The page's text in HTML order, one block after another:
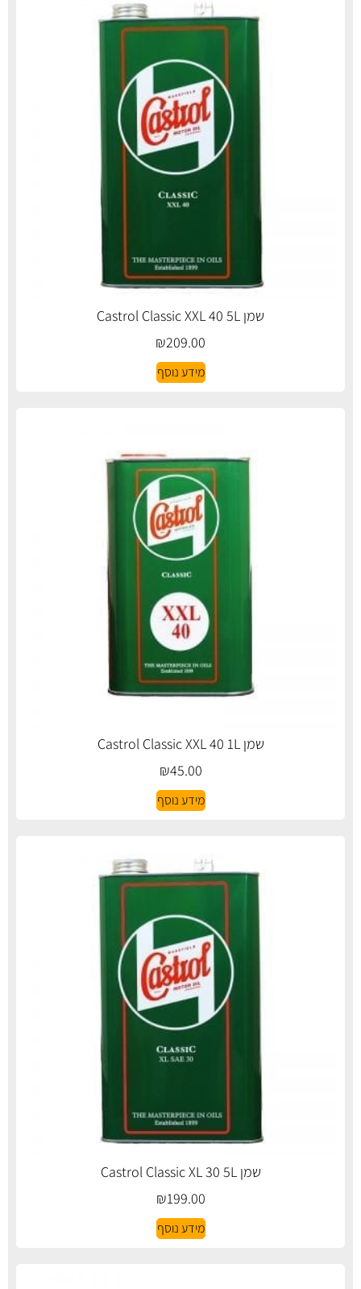
שמן Castrol Classic XXL 40 5L
₪209.00
מידע נוסף
שמן Castrol Classic XXL 40 1L
₪45.00
מידע נוסף
שמן Castrol Classic XL 30 5L
₪199.00
מידע נוסף